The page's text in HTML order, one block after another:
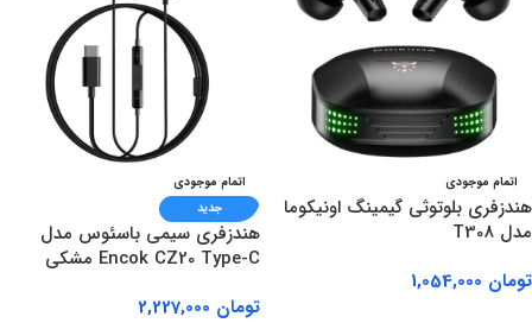
اتمام موجودی
هندزفری بلوتوثی گیمینگ اونیکوما
مدل T308
تومان
اتمام موجودی
جدید
هندزفری سیمی باسئوس مدل
Encok CZ20 Type-C مشکی
تومان